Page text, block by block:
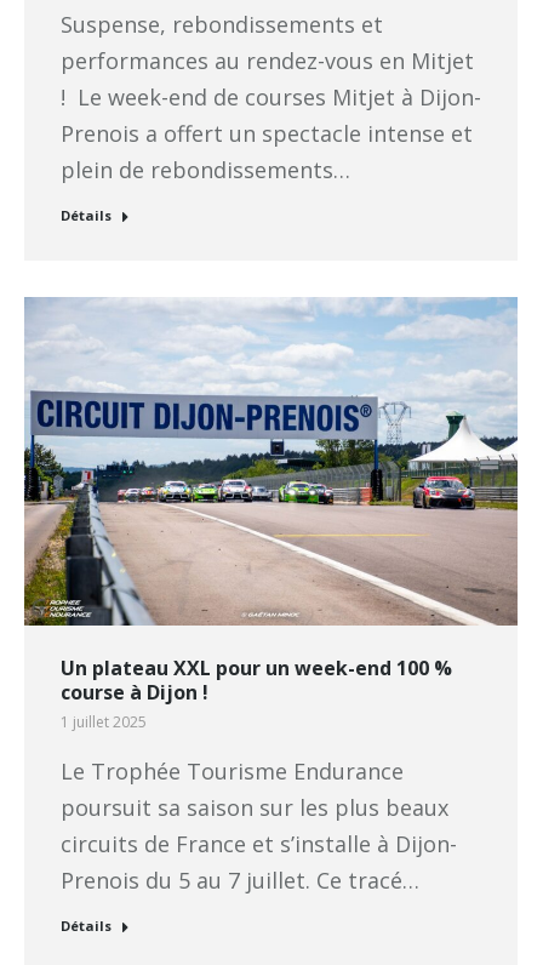
Suspense, rebondissements et
performances au rendez-vous en Mitjet
! Le week-end de courses Mitjet à Dijon-
Prenois a offert un spectacle intense et
plein de rebondissements…
Détails
Un plateau XXL pour un week-end 100 %
course à Dijon !
1 juillet 2025
Le Trophée Tourisme Endurance
poursuit sa saison sur les plus beaux
circuits de France et s’installe à Dijon-
Prenois du 5 au 7 juillet. Ce tracé…
Détails